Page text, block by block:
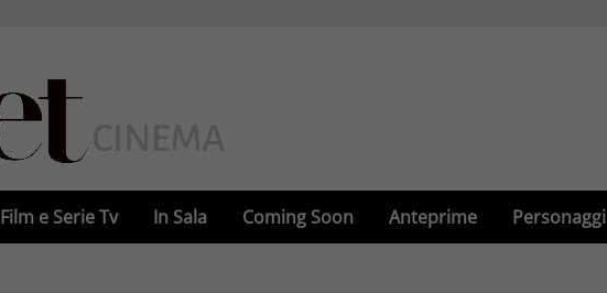
Film e Serie Tv In Sala Coming Soon Anteprime Personaggi